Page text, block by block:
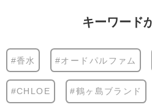
キーワード
#香水 #オードパルファム
#CHLOE #鶴ヶ島ブランド